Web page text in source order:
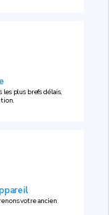
plus brefs délais,
votre ancien